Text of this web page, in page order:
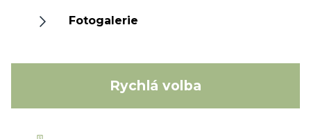
Fotogalerie
Rychlá volba